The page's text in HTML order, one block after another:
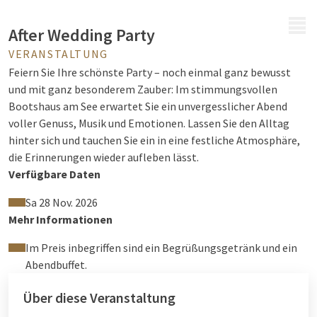
After Wedding Party
VERANSTALTUNG
Feiern Sie Ihre schönste Party – noch einmal ganz bewusst
und mit ganz besonderem Zauber: Im stimmungsvollen
Bootshaus am See erwartet Sie ein unvergesslicher Abend
voller Genuss, Musik und Emotionen. Lassen Sie den Alltag
hinter sich und tauchen Sie ein in eine festliche Atmosphäre,
die Erinnerungen wieder aufleben lässt.
Der Abend beginnt mit einem stilvollen Begrüßungsgetränk,
das Ihnen ein entspanntes Eintreffen ermöglicht.
Anschließend verwöhnt Sie ein abwechslungsreiches
Tanzfläche eröffnet wird und die Party bis in die Nacht hinein
für beste Stimmung sorgt.
Ein besonderes Highlight: Brautpaare haben die wunderbare
Gelegenheit, noch einmal in Brautkleid und Anzug zu
Verfügbare Daten
Sa 28 Nov. 2026
Mehr Informationen
Im Preis inbegriffen sind ein Begrüßungsgetränk und ein
Abendbuffet.
Über diese Veranstaltung